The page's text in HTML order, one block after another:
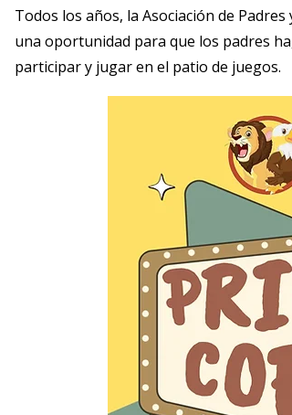
Todos los años, la Asociación de
una oportunidad para que los padres
participar y jugar en el patio de juegos.